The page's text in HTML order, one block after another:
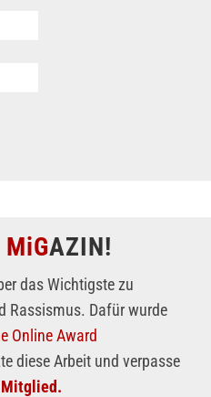
MiGAZIN!
das Wichtigste zu
Rassismus. Dafür wurde
Online Award
diese Arbeit und verpasse